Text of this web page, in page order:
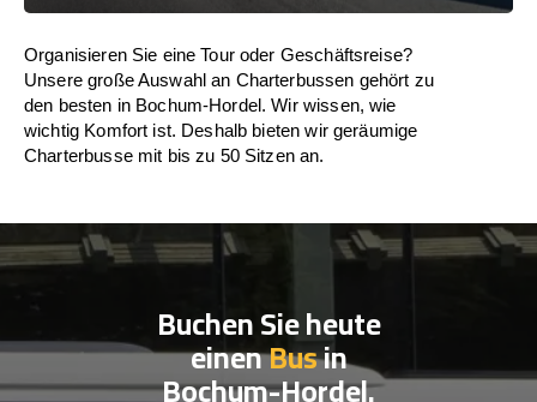
Organisieren Sie eine Tour oder Geschäftsreise?
Unsere große Auswahl an Charterbussen gehört zu
den besten in Bochum-Hordel. Wir wissen, wie
wichtig Komfort ist. Deshalb bieten wir geräumige
Charterbusse mit bis zu 50 Sitzen an.
Buchen Sie heute
einenBusin
Bochum-Hordel.